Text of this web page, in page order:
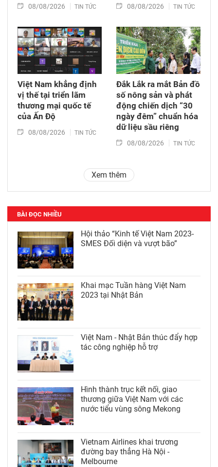
08/08/2026 TIN TỨC 08/08/2026 TIN TỨC
Việt Nam khẳng định
vị thế tại triển lãm
thương mại quốc tế
của Ấn Độ
08/08/2026 TIN TỨC
Đắk Lắk ra mắt Bản đồ
số nông sản và phát
động chiến dịch “30
ngày đêm” chuẩn hóa
dữ liệu sầu riêng
08/08/2026 TIN TỨC
Xem thêm
BÀI ĐỌC NHIỀU
Hội thảo “Kinh tế Việt Nam 2023-
SMES Đối diện và vượt bão”
Khai mạc Tuần hàng Việt Nam
2023 tại Nhật Bản
Việt Nam - Nhật Bản thúc đẩy hợp
tác công nghiệp hỗ trợ
Hình thành trục kết nối, giao
thương giữa Việt Nam với các
nước tiểu vùng sông Mekong
Vietnam Airlines khai trương
đường bay thẳng Hà Nội -
Melbourne